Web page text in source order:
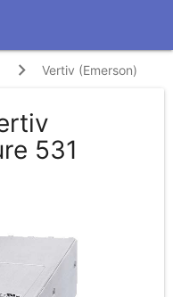
Vertiv (Emerson)
531